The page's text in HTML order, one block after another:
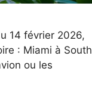
14 février 2026,
: Miami à South
ou les